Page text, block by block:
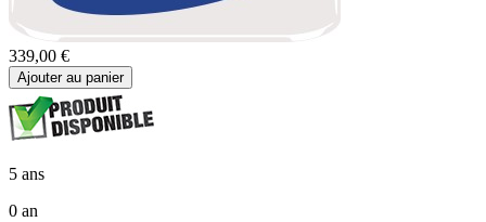
339,00 €
Ajouter au panier
5 ans
0 an